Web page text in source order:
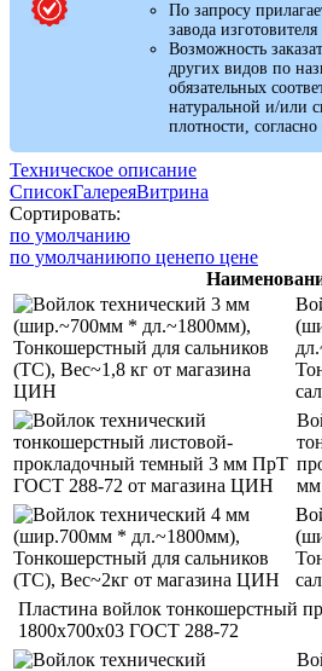
По запросу
завода
Возможность
других видов по
обязательных
натуральной и/или
плотности, согласно
Техническое описание
СписокГалереяВитрина
Сортировать:
по умолчанию
по умолчаниюпо ценепо цене
Пластина войлок тонкошерстный
1800х700х03 ГОСТ 288-72